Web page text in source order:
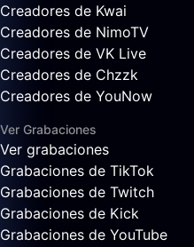
Creadores de Kwai
Creadores de NimoTV
Creadores de VK Live
Creadores de Chzzk
Creadores de YouNow
Ver Grabaciones
Ver grabaciones
Grabaciones de TikTok
Grabaciones de Twitch
Grabaciones de Kick
Grabaciones de YouTube